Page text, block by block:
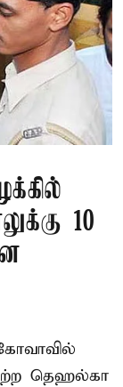
10
தெஹல்கா